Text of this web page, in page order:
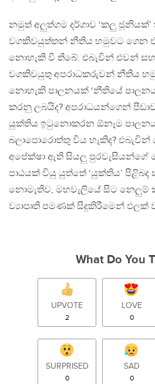
නමුත් අලුත්ගම දර්ගාව ‘කලු ජූනියක්’
වගකිවයුත්තන් නීතිය හමුවට ගෙන
නොහැකි වී තිබේ. එබැවින් එවන්
වගකිවයුතු අපරාධකරුවන් නීතිය
නොහැකි පාලනයක් ‘නීතියේ
කරනු ලබයිද? අපරාධයන්ගෙන්
යුක්තිය ඉටුනොකරන ඕනෑම
බලාපොරොත්තු විය හැකිද?
අපේක්ෂා ඇති සියලු පුරවැසියන්ගේ
පාඨයක් වියු යුත්තේ ‘යුක්තිය’ පිළිබද
නොමැතිව, මහවැලියේ සිට නෙලුම්
ව්‍යාපෘති පමණක් සිදුකිරීමෙන් ඵලක්
What Do You
UPVOTE
2
LOVE
0
SURPRISED
0
SAD
0